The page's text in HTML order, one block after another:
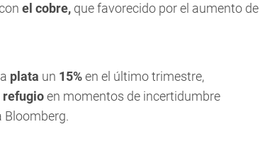
el cobre, que favorecido por el aumento de
plata un 15%en el último trimestre,
refugioen momentos de incertidumbre
Bloomberg.